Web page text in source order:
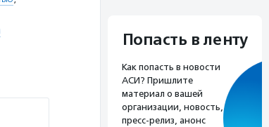
Попасть в ленту
Как попасть в новости
АСИ? Пришлите
материал о вашей
организации, новость,
пресс-релиз, анонс